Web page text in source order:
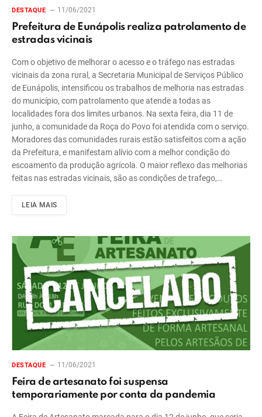
DESTAQUE 11/06/2021
Prefeitura de Eunápolis realiza patrolamento de
estradas vicinais
Com o objetivo de melhorar o acesso e o tráfego nas estradas
vicinais da zona rural, a Secretaria Municipal de Serviços Público
de Eunápolis, intensificou os trabalhos de melhoria nas estradas
do município, com patrolamento que atende a todas as
localidades fora dos limites urbanos. Na sexta feira, dia 11 de
junho, a comunidade da Roça do Povo foi atendida com o serviço.
Moradores das comunidades rurais estão satisfeitos com a ação
da Prefeitura, e manifestam alívio com a melhor condição do
escoamento da produção agrícola. O maior reflexo das melhorias
feitas nas estradas vicinais, são as condições de trafego,…
LEIA MAIS
DESTAQUE 11/06/2021
Feira de artesanato foi suspensa
temporariamente por conta da pandemia